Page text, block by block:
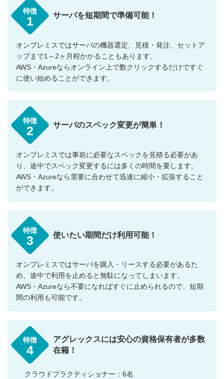
特徴
1 サーバを短期間で準備可能！
オンプレミスではサーバの機器選定、見積・発注、セットア
ップまで1～2ヶ月程かかることもあります。
AWS・Azureならオンライン上で数クリックするだけですぐ
に使い始めることができます。
特徴
2 サーバのスペック変更が簡単！
オンプレミスでは事前に必要なスペックを見積る必要があ
り、途中でスペック変更するには多くの時間を要します。
AWS・Azureなら需要に合わせて迅速に縮小・拡張すること
ができます。
特徴
3 使いたい期間だけ利用可能！
オンプレミスではサーバを購入・リースする必要があるた
め、途中で利用を止めると無駄になってしまいます。
AWS・Azureなら不要になればすぐに止められるので、短期
間の利用も可能です。
特徴
4
アグレックスには安心の資格保有者が多数
在籍！
クラウドプラクティショナー：6名